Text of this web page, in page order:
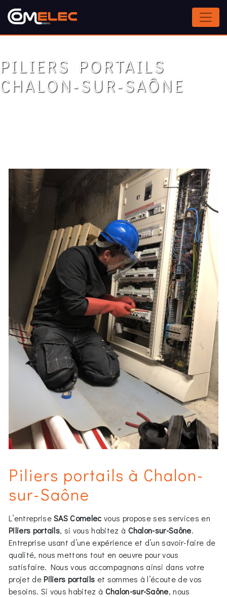
Panneau de gestion des cookies
PILIERS PORTAILS
CHALON-SUR-SAÔNE
Piliers portails à Chalon-
sur-Saône
L’entrepriseSAS Comelecvous propose ses services en
Piliers portails, si vous habitez à Chalon-sur-Saône.
Entreprise usant d’une expérience et d’un savoir-faire de
qualité, nous mettons tout en oeuvre pour vous
satisfaire. Nous vous accompagnons ainsi dans votre
projet dePiliers portails et sommes à l’écoute de vos
besoins. Si vous habitez à Chalon-sur-Saône, nous